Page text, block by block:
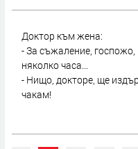
Доктор към жена:
- За съжаление,
няколко часа...
- Нищо, докторе, ще
чакам!